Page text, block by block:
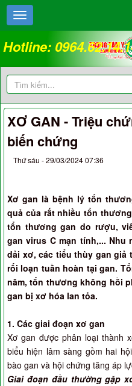
Hotline:
18008262
XƠ GAN - Triệu
biến chứng
Thứ sáu - 29/03/2024 07:36
Xơ gan là bệnh lý tổn
quả của rất nhiều tổn
tổn thương gan do rượu,
gan virus C mạn tính,...
dải xơ, các tiểu thùy gan giả
rối loạn tuần hoàn tại gan.
năm, tổn thương không hồi
gan bị xơ hóa lan tỏa.
1. Các giai đoạn xơ gan
Xơ gan được phân loại thành
biểu hiện lâm sàng gồm hai
bào gan và hội chứng tăng áp
Giai đoạn đầu thường gặp